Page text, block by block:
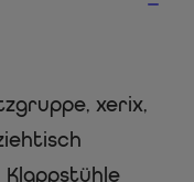
xerix,
Klappstühle